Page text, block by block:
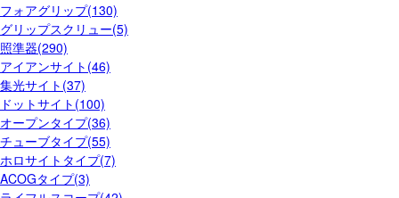
フォアグリップ(130)
グリップスクリュー(5)
照準器(290)
アイアンサイト(46)
集光サイト(37)
ドットサイト(100)
オープンタイプ(36)
チューブタイプ(55)
ホロサイトタイプ(7)
ACOGタイプ(3)